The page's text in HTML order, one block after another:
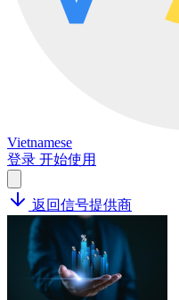
Vietnamese
登录 开始使用
返回信号提供商